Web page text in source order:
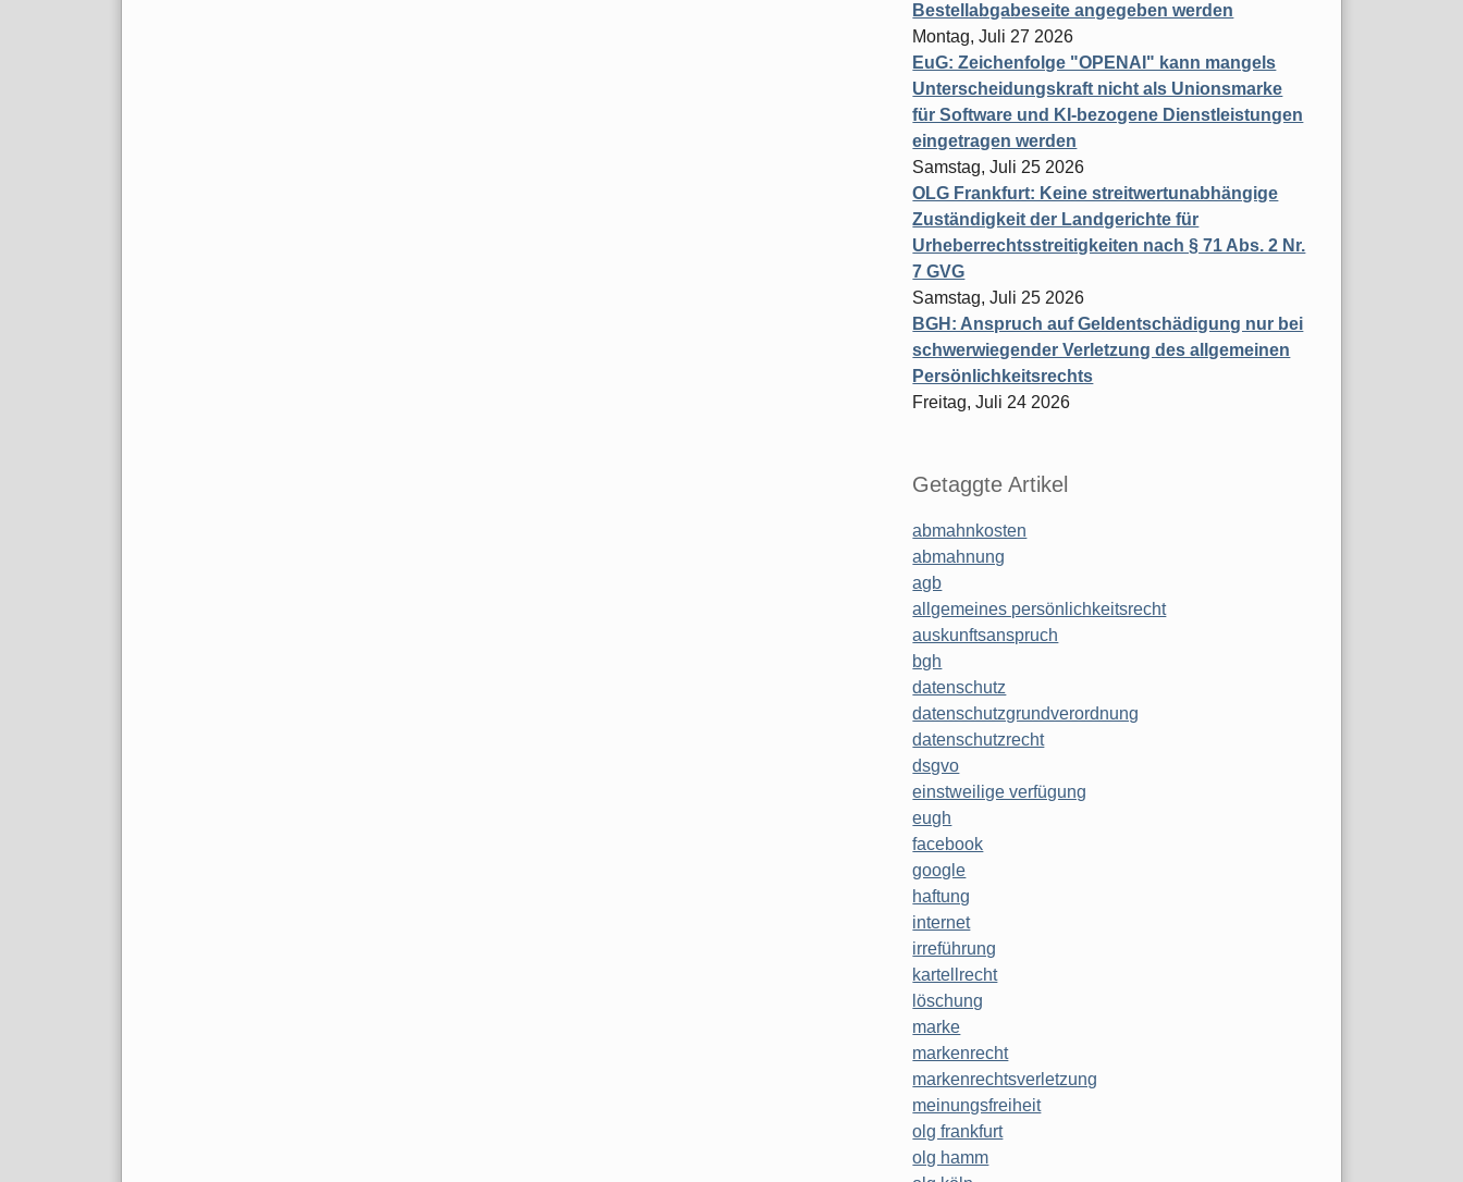
Bestellabgabeseite angegeben werden
Montag, Juli 27 2026
EuG: Zeichenfolge "OPENAI" kann mangels
Unterscheidungskraft nicht als Unionsmarke
für Software und KI-bezogene Dienstleistungen
eingetragen werden
Samstag, Juli 25 2026
OLG Frankfurt: Keine streitwertunabhängige
Zuständigkeit der Landgerichte für
Urheberrechtsstreitigkeiten nach § 71 Abs. 2 Nr.
7 GVG
Samstag, Juli 25 2026
BGH: Anspruch auf Geldentschädigung nur bei
schwerwiegender Verletzung des allgemeinen
Persönlichkeitsrechts
Freitag, Juli 24 2026
Getaggte Artikel
abmahnkosten
abmahnung
agb
allgemeines persönlichkeitsrecht
auskunftsanspruch
bgh
datenschutz
datenschutzgrundverordnung
datenschutzrecht
dsgvo
einstweilige verfügung
eugh
facebook
google
haftung
internet
irreführung
kartellrecht
löschung
marke
markenrecht
markenrechtsverletzung
meinungsfreiheit
olg frankfurt
olg hamm